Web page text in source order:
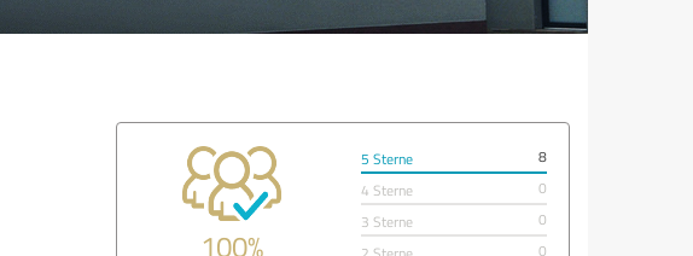
100%
5 Sterne
8
4 Sterne
0
3 Sterne
0
0